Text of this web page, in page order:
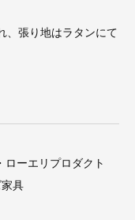
、張り地はラタンにて
ーエリプロダクト
具